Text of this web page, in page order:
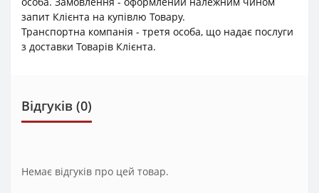
запит Клієнта на купівлю Товару.
Транспортна компанія - третя особа, що надає послуги
з доставки Товарів Клієнта.
Відгуків (0)
Немає відгуків про цей товар.